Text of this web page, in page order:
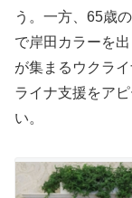
う。一方、65歳
で岸田カラーを
が集まるウクラ
ライナ支援をア
い。